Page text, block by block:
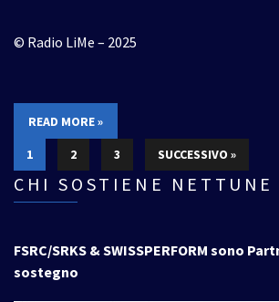
© Radio LiMe – 2025
READ MORE »
1
2 3 SUCCESSIVO »
CHI SOSTIENE NETTUNE
FSRC/SRKS & SWISSPERFORM sono
sostegno